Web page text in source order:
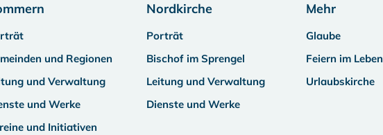
und Regionen
und Verwaltung
und Werke
und Initiativen
Nordkirche
Porträt
Bischof im Sprengel
Leitung und Verwaltung
Dienste und Werke
Mehr
Glaube
Feiern im Leben
Urlaubskirche